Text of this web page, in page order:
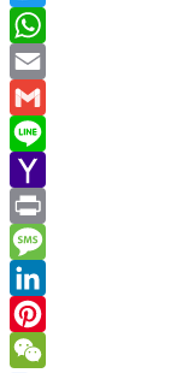
Twitter
WhatsApp
Email
Gmail
Line
Yahoo
Mail
Print
Message
LinkedIn
Pinterest